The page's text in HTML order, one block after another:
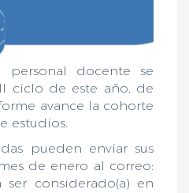
personal docente se
ciclo de este año, de
avance la cohorte
estudios.
pueden enviar sus
de enero al correo:
considerado(a) en